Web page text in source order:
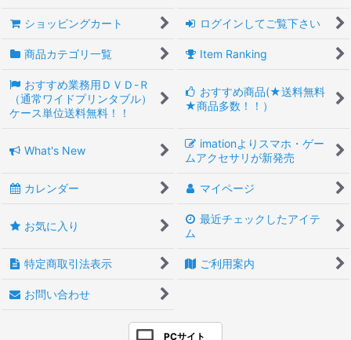
ショッピングカート ログインしてご覧下さい
商品カテゴリ一覧 Item Ranking
おすすめ業務用ＤＶＤ-Ｒ
（通常ワイドプリンタブル）
ケース単位送料無料！！
おすすめ商品(★送料無料
★商品多数！！）
What's New
imationよりスマホ・ゲー
ムアクセサリが新発売
カレンダー マイページ
お気に入り
最近チェックしたアイテ
ム
特定商取引法表示 ご利用案内
お問い合わせ
PCサイト